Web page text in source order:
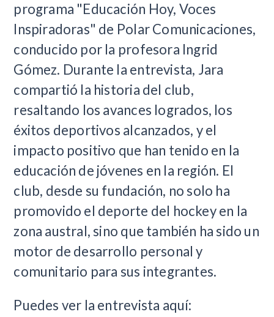
programa "Educación Hoy, Voces
Inspiradoras" de Polar Comunicaciones,
conducido por la profesora Ingrid
Gómez. Durante la entrevista, Jara
compartió la historia del club,
resaltando los avances logrados, los
éxitos deportivos alcanzados, y el
impacto positivo que han tenido en la
educación de jóvenes en la región. El
club, desde su fundación, no solo ha
promovido el deporte del hockey en la
zona austral, sino que también ha sido un
motor de desarrollo personal y
comunitario para sus integrantes.
Puedes ver la entrevista aquí: